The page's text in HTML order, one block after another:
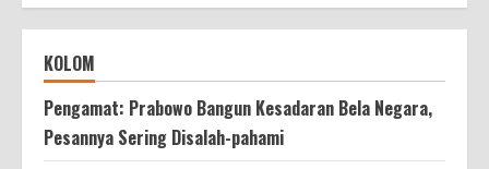
KOLOM
Pengamat: Prabowo Bangun Kesadaran Bela Negara,
Pesannya Sering Disalah-pahami